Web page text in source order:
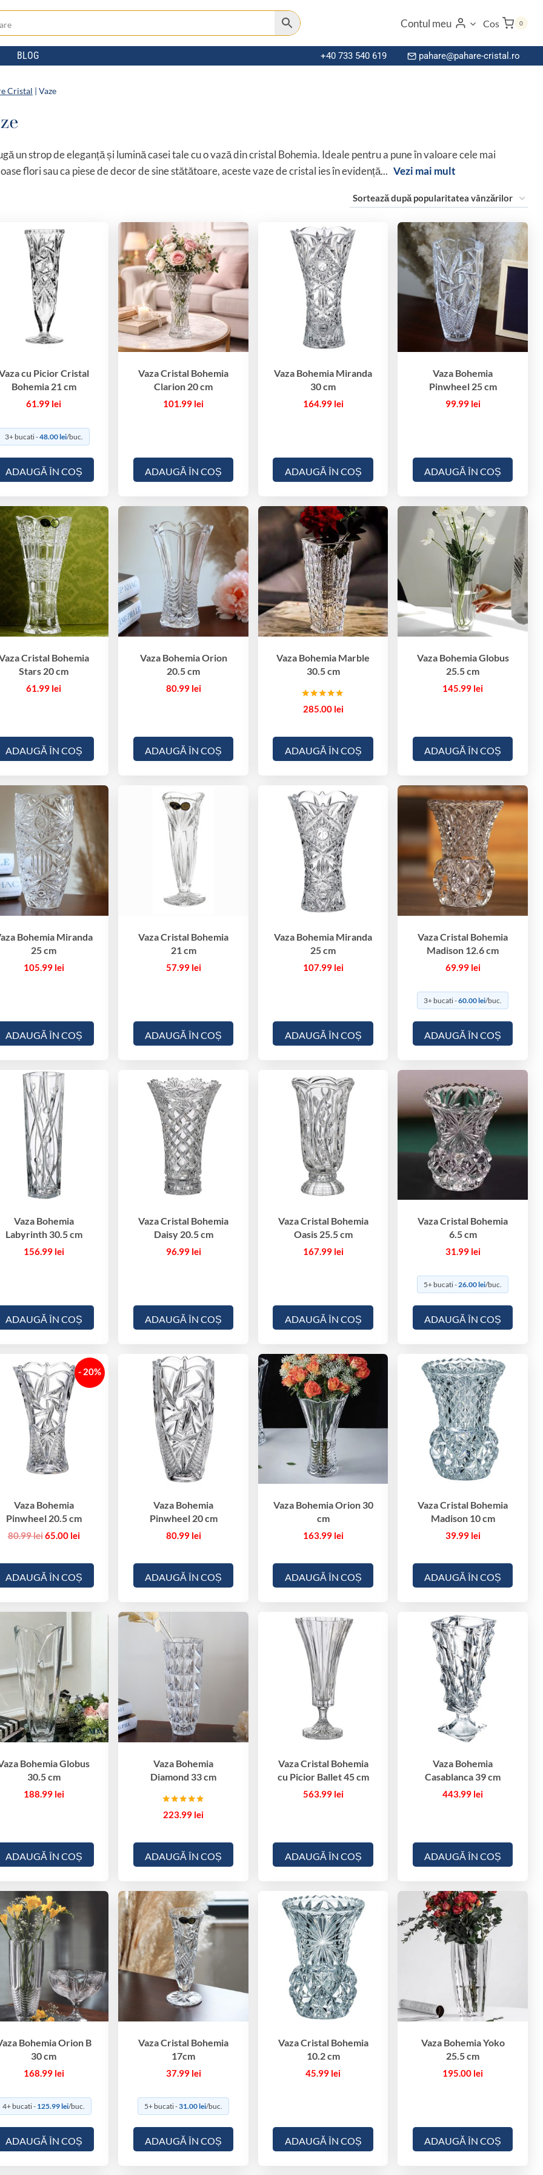
Contul meu Cos 0
BLOG +40 733 540 619 pahare@pahare-cristal.ro
Cristal | Vaze
un strop de eleganță și lumină casei tale cu o vază din cristal Bohemia. Ideale pentru a pune în valoare cele mai
flori sau ca piese de decor de sine stătătoare, aceste vaze de cristal ies în evidență... Vezi mai mult
cu Picior Cristal
Bohemia 21 cm
61.99 lei
3+ bucati -48.00lei/buc.
ADAUGĂ ÎN COȘ
Vaza Cristal Bohemia
Clarion 20 cm
101.99 lei
ADAUGĂ ÎN COȘ
Vaza Bohemia Miranda
30 cm
164.99 lei
ADAUGĂ ÎN COȘ
Vaza Bohemia
Pinwheel 25 cm
99.99 lei
ADAUGĂ ÎN COȘ
Cristal Bohemia
Stars 20 cm
61.99 lei
ADAUGĂ ÎN COȘ
Vaza Bohemia Orion
20.5 cm
80.99 lei
ADAUGĂ ÎN COȘ
Vaza Bohemia Marble
30.5 cm
Evaluat la
5.00
285.00 lei
ADAUGĂ ÎN COȘ
Vaza Bohemia Globus
25.5 cm
145.99 lei
ADAUGĂ ÎN COȘ
Bohemia Miranda
25 cm
105.99 lei
ADAUGĂ ÎN COȘ
Vaza Cristal Bohemia
21 cm
57.99 lei
ADAUGĂ ÎN COȘ
Vaza Bohemia Miranda
25 cm
107.99 lei
ADAUGĂ ÎN COȘ
Vaza Cristal Bohemia
Madison 12.6 cm
69.99 lei
3+ bucati -60.00lei/buc.
ADAUGĂ ÎN COȘ
Vaza Bohemia
Labyrinth 30.5 cm
156.99 lei
ADAUGĂ ÎN COȘ
Vaza Cristal Bohemia
Daisy 20.5 cm
96.99 lei
ADAUGĂ ÎN COȘ
Vaza Cristal Bohemia
Oasis 25.5 cm
167.99 lei
ADAUGĂ ÎN COȘ
Vaza Cristal Bohemia
6.5 cm
31.99 lei
5+ bucati - 26.00lei/buc.
ADAUGĂ ÎN COȘ
- 20%
Vaza Bohemia
Pinwheel 20.5 cm
80.99leiPrețul
80.99 lei.
65.00 leiPrețul
65.00 lei.
ADAUGĂ ÎN COȘ
Vaza Bohemia
Pinwheel 20 cm
80.99 lei
ADAUGĂ ÎN COȘ
Vaza Bohemia Orion 30
cm
163.99 lei
ADAUGĂ ÎN COȘ
Vaza Cristal Bohemia
Madison 10 cm
39.99 lei
ADAUGĂ ÎN COȘ
Bohemia Globus
30.5 cm
188.99 lei
ADAUGĂ ÎN COȘ
Vaza Bohemia
Diamond 33 cm
Evaluat la
5.00
223.99 lei
ADAUGĂ ÎN COȘ
Vaza Cristal Bohemia
cu Picior Ballet 45 cm
563.99 lei
ADAUGĂ ÎN COȘ
Vaza Bohemia
Casablanca 39 cm
443.99 lei
ADAUGĂ ÎN COȘ
Bohemia Orion B
30 cm
168.99 lei
4+ bucati - 125.99lei/buc.
ADAUGĂ ÎN COȘ
Vaza Cristal Bohemia
17cm
37.99 lei
5+ bucati -31.00lei/buc.
ADAUGĂ ÎN COȘ
Vaza Cristal Bohemia
10.2 cm
45.99 lei
ADAUGĂ ÎN COȘ
Vaza Bohemia Yoko
25.5 cm
195.00 lei
ADAUGĂ ÎN COȘ